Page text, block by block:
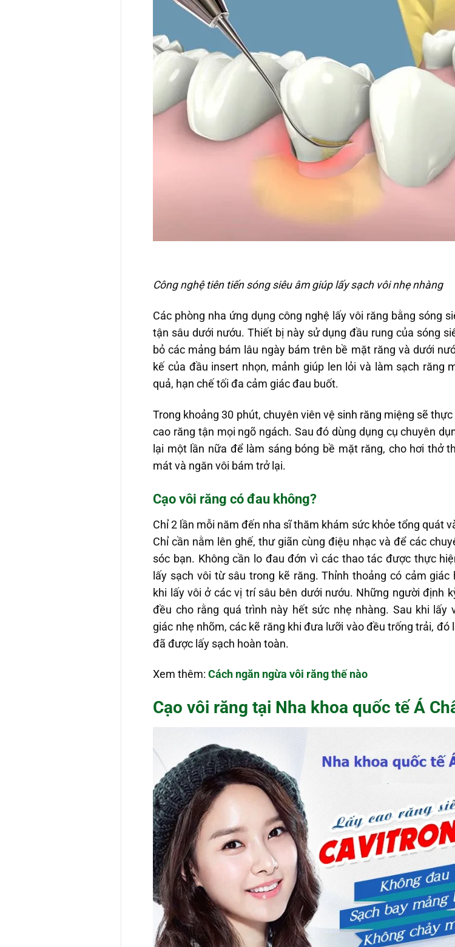
Công nghệ tiên tiến sóng siêu âm giúp lấy sạch vôi nhẹ nhàng
Các phòng nha ứng dụng công nghệ lấy vôi răng bằng sóng
tận sâu dưới nướu. Thiết bị này sử dụng đầu rung của sóng
bỏ các mảng bám lâu ngày bám trên bề mặt răng và dưới
kế của đầu insert nhọn, mảnh giúp len lỏi và làm sạch răng
quả, hạn chế tối đa cảm giác đau buốt.
Trong khoảng 30 phút, chuyên viên vệ sinh răng miệng sẽ
cao răng tận mọi ngõ ngách. Sau đó dùng dụng cụ chuyên
lại một lần nữa để làm sáng bóng bề mặt răng, cho hơi thở
mát và ngăn vôi bám trở lại.
Cạo vôi răng có đau không?
Chỉ 2 lần mỗi năm đến nha sĩ thăm khám sức khỏe tổng quát
Chỉ cần nằm lên ghế, thư giãn cùng điệu nhạc và để các
sóc bạn. Không cần lo đau đớn vì các thao tác được thực
lấy sạch vôi từ sâu trong kẽ răng. Thỉnh thoảng có cảm giác
khi lấy vôi ở các vị trí sâu bên dưới nướu. Những người định
đều cho rằng quá trình này hết sức nhẹ nhàng. Sau khi lấy
giác nhẹ nhõm, các kẽ răng khi đưa lưỡi vào đều trống trải, đó
đã được lấy sạch hoàn toàn.
Xem thêm:Cách ngăn ngừa vôi răng thế nào
Cạo vôi răng tại Nha khoa quốc tế Á